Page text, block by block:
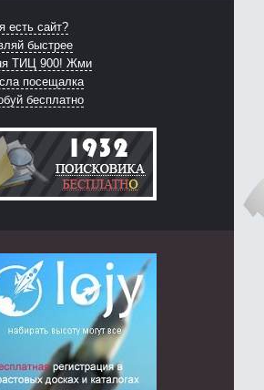
есть сайт?
быстрее
ТИЦ 900! Жми
посещалка
бесплатно